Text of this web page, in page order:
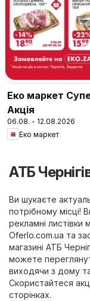
Еко маркет
Акція
06.08. - 12.08.2026
Еко маркет
АТБ
Ви шукаєте
потрібному місці!
рекламні листівки
Oferlo.com.ua та
магазині АТБ
можете
виходячи з дому
Скористайтеся
сторінках.